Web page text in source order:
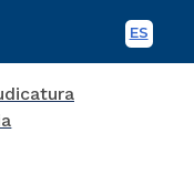
ES